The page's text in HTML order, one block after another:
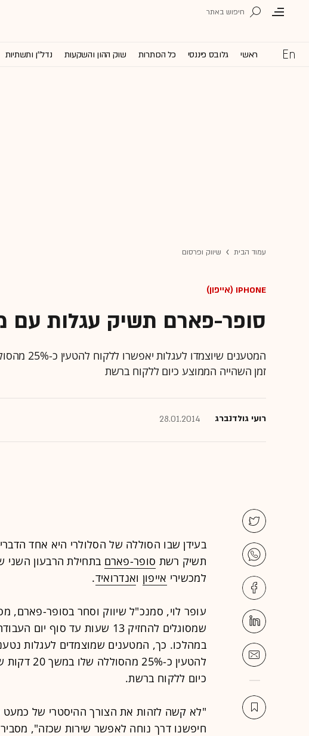
ראשי גלובס פיננסי כל הכותרות שוק ההון והשקעות נדל''ן ותשתיות
עמוד הבית שיווק ופרסום
iPhone (אייפון)
סופר-פארם תשיק עגלות עם
זמן השהייה הממוצע כיום ללקוח ברשת
רועי גולדנברג 28.01.2014
בעידן שבו הסוללה של הסלולרי היא אחד
תשיק רשת סופר-פארם בתחילת הרבעון
למכשירי אייפון ואנדרואיד.
עופר לוי, סמנכ"ל שיווק וסחר בסופר-פארם,
שמסוגלים להחזיק 13 שעות עד
במהלכו. כך, המטענים שמוצמדים לעגלות
להטעין כ-
כיום ללקוח ברשת.
"לא קשה לזהות את הצורך ההיסטרי של כמעט
חיפשנו דרך נוחה לאפשר שירות שכזה",